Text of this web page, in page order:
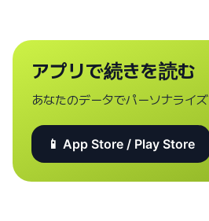
アプリで続きを読む
あなたのデータでパーソナライズ
📱 App Store / Play Store